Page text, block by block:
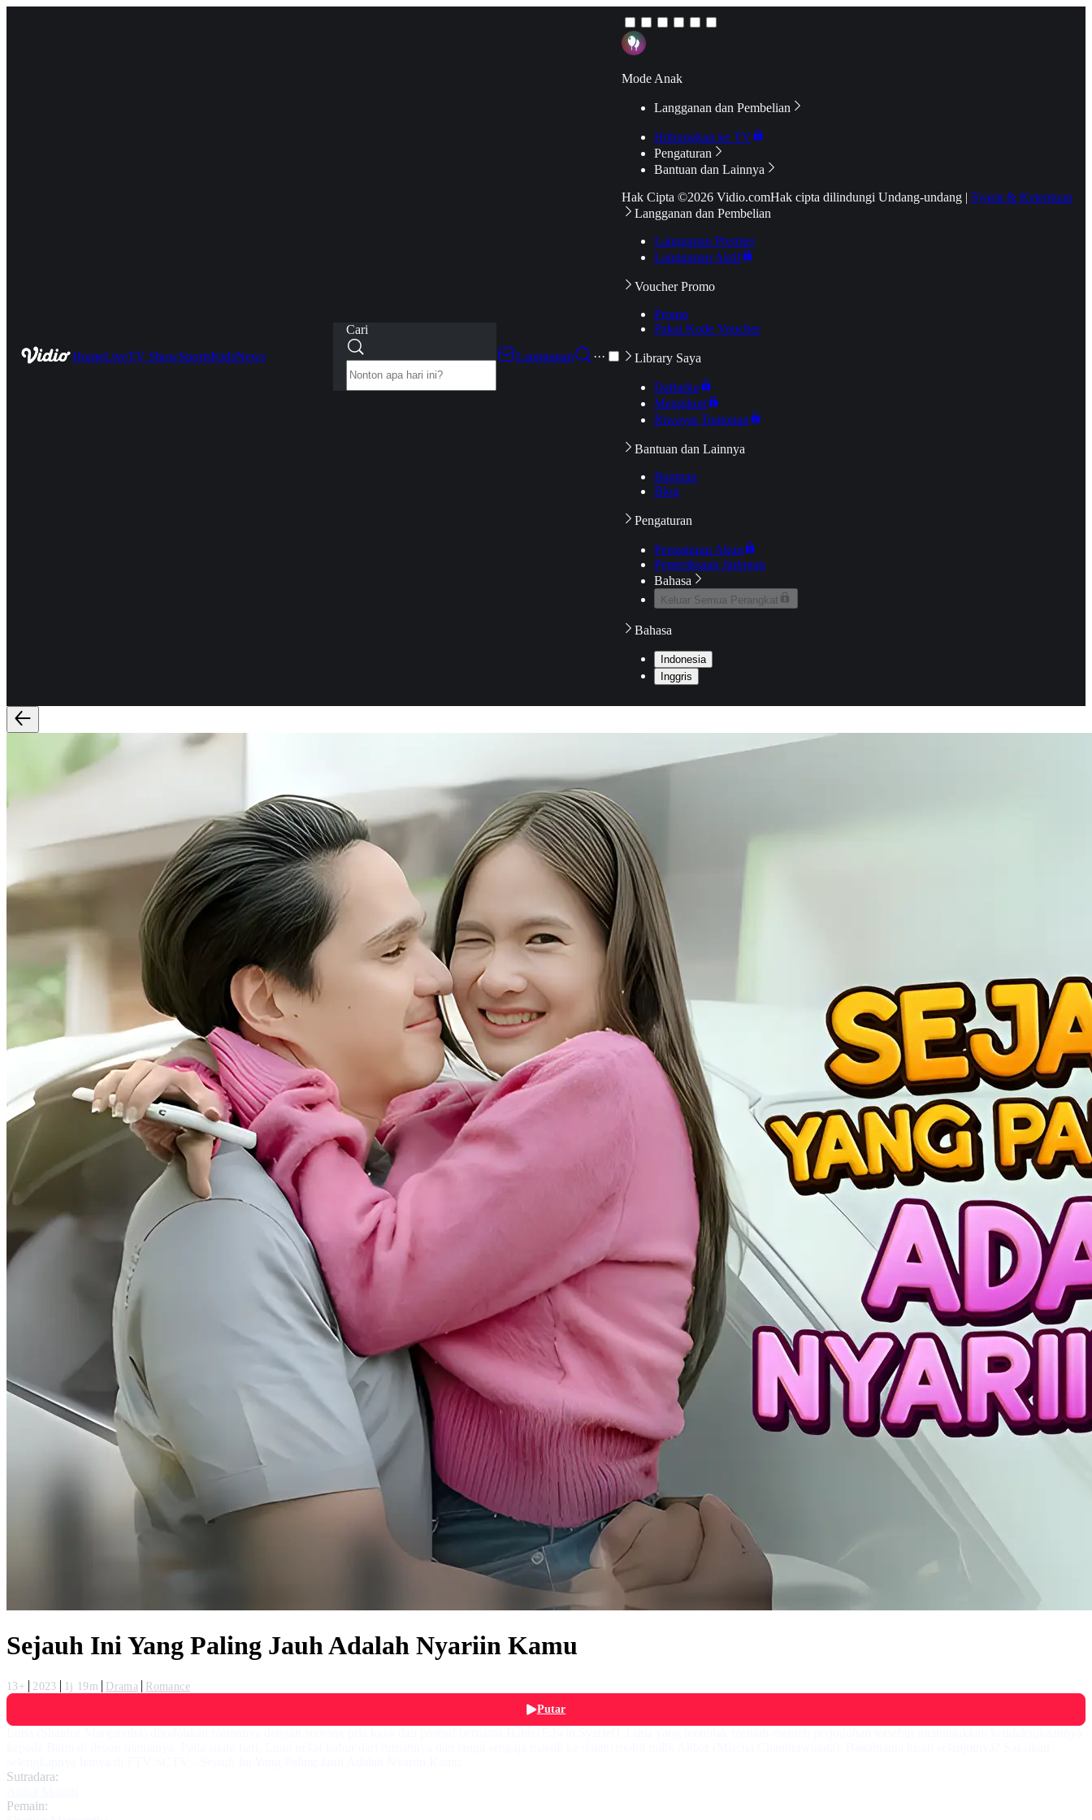
HomeLiveTV ShowSportsKidsNews
Cari
Langganan
···
Mode Anak
Langganan dan Pembelian
Hubungkan ke TV
Pengaturan
Bantuan dan Lainnya
Hak Cipta ©2026 Vidio.comHak cipta dilindungi Undang-undang | Syarat & Ketentuan
Langganan dan Pembelian
Langganan Premier
Langganan Aktif
Voucher Promo
Promo
Pakai Kode Voucher
Library Saya
Daftarku
Mengikuti
Riwayat Tontonan
Bantuan dan Lainnya
Bantuan
Blog
Pengaturan
Pengaturan Akun
Pemeriksaan Jaringan
Bahasa
Keluar Semua Perangkat
Bahasa
Indonesia
Inggris
Sejauh Ini Yang Paling Jauh Adalah Nyariin Kamu
13+ 2023 1j 19m Drama
Romance
Putar
Sutradara:
Pemain: